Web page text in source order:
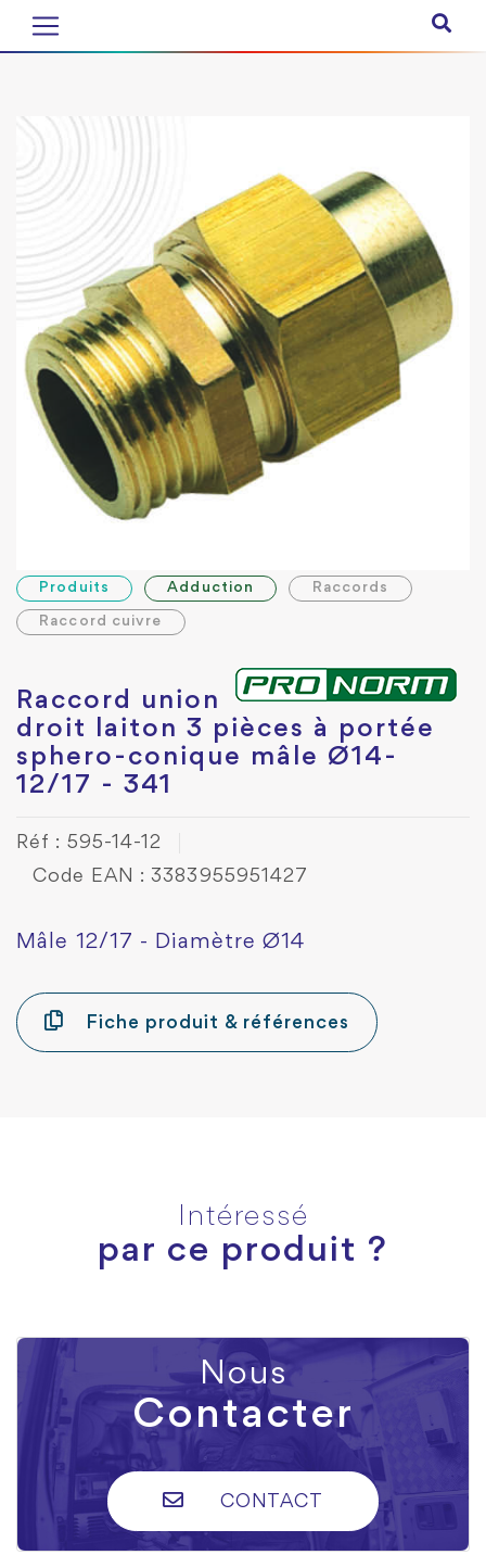
Produits Adduction Raccords
Raccord cuivre
Raccord union
droit laiton 3 pièces à portée
sphero-conique mâle Ø14-
12/17 - 341
Réf : 595-14-12
Code EAN : 3383955951427
Mâle 12/17 - Diamètre Ø14
Fiche produit & références
Intéressé
par ce produit ?
Nous
Contacter
CONTACT